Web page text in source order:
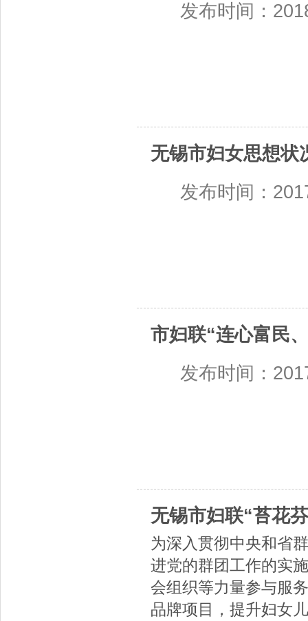
发布时间：
无锡市妇女思想状
发布时间：
市妇联“连心富民
发布时间：
无锡市妇联“苔花
为深入贯彻中央和省
进党的群团工作的实
会组织等力量参与服
品牌项目，提升妇女